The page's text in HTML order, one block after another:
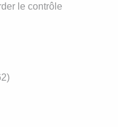
le contrôle